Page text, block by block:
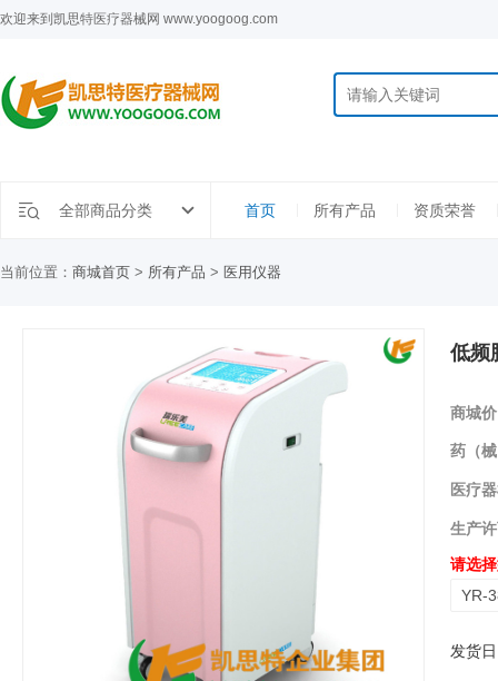
欢迎来到凯思特医疗器械网 www.yoogoog.com
全部商品分类 首页 所有产品 资质荣誉
当前位置： 商城首页 > 所有产品 > 医用仪器
低频
商城
药（
医疗
生产
请选
YR-
发货